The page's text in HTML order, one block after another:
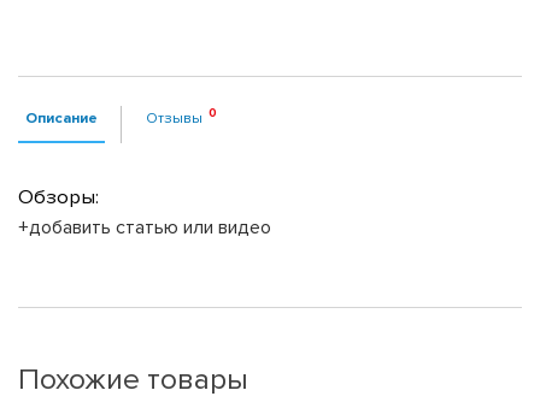
Описание Отзывы
Обзоры:
+добавить статью или видео
Похожие товары